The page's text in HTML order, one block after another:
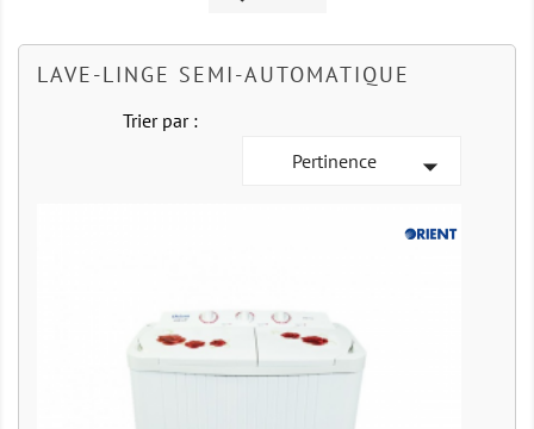
LAVE-LINGE SEMI-AUTOMATIQUE
Trier par :
Pertinence
